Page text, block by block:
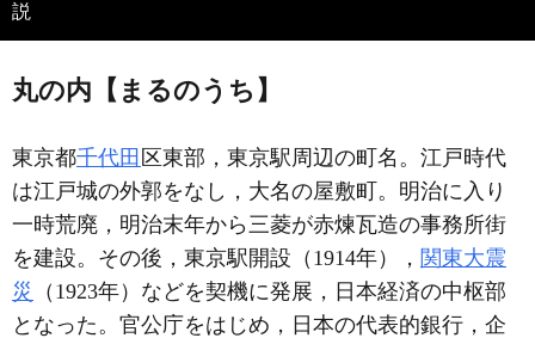
説
丸の内【まるのうち】
東京都千代田 区東部，東京駅周辺の町名。江戸時代
は江戸城の外郭をなし，大名の屋敷町。明治に入り
一時荒廃，明治末年から三菱が赤煉瓦造の事務所街
を建設。その後，東京駅開設（1914年）， 関東大震
災
（1923年）などを契機に発展，日本経済の中枢部
となった。官公庁をはじめ，日本の代表的銀行，企